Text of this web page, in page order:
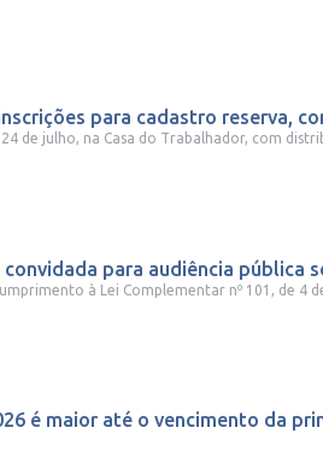
para cadastro reserva,
de julho, na Casa do Trabalhador, com
para audiência pública
à Lei Complementar nº 101, de 4
é maior até o vencimento da